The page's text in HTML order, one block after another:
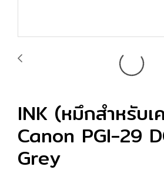
INK (หมึกสำหรับ
Canon PGI-29
Grey